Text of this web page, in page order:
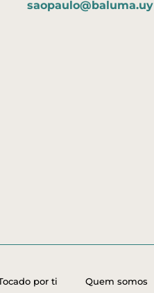
saopaulo@baluma.uy
por ti Quem somos